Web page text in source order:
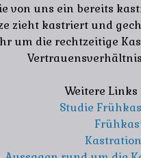
von uns ein bereits
zieht kastriert und
um die rechtzeitige
Weitere
Studie